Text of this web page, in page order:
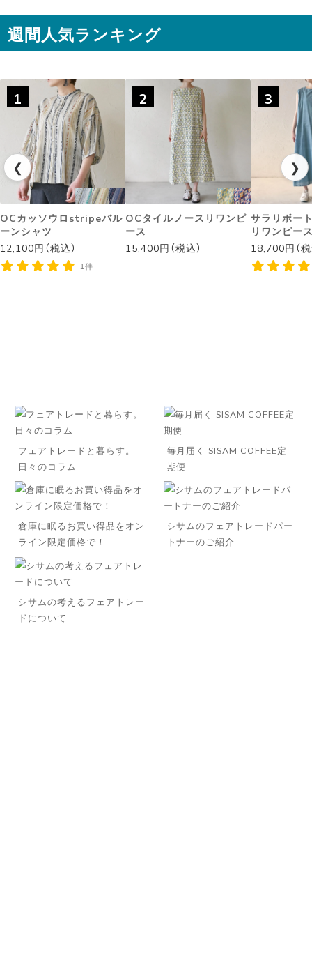
週間人気ランキング
❮
1
OCカッソウロstripeバル
ーンシャツ
12,100円（税込）
1件
2
OCタイルノースリワンピ
ース
15,400円（税込）
3
サラリボー
リワンピー
18,700円（税
❯
フェアトレードと暮らす。
日々のコラム
毎月届く SISAM COFFEE定
期便
倉庫に眠るお買い得品をオン
ライン限定価格で！
シサムのフェアトレードパー
トナーのご紹介
シサムの考えるフェアトレー
ドについて